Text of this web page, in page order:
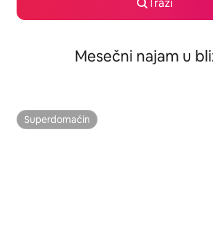
Mesečni najam u
Superdomaćin
Superdomaćin